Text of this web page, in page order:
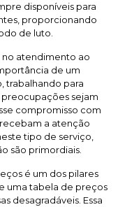
disponíveis para
proporcionando
de luto.
atendimento ao
de um
trabalhando para
sejam
compromisso com
a atenção
tipo de serviço,
são primordiais.
é um dos pilares
uma tabela de preços
desagradáveis. Essa